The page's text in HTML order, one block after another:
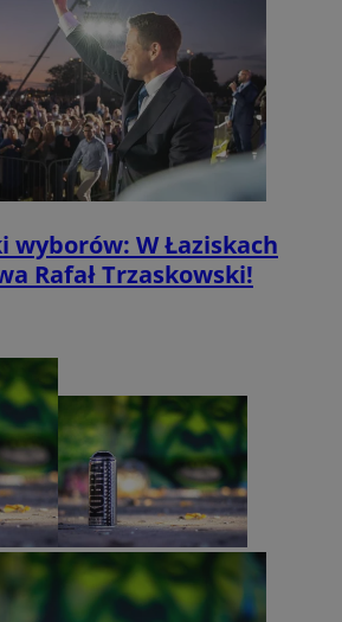
wyborów: W Łaziskach
Rafał Trzaskowski!